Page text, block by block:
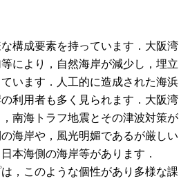
構成要素を持っています．大阪湾
により，自然海岸が減少し，埋立
います．人工的に造成された海浜
利用者も多く見られます．大阪湾
南海トラフ地震とその津波対策が
海岸や，風光明媚であるが厳しい
本海側の海岸等があります．
，このような個性があり多様な課